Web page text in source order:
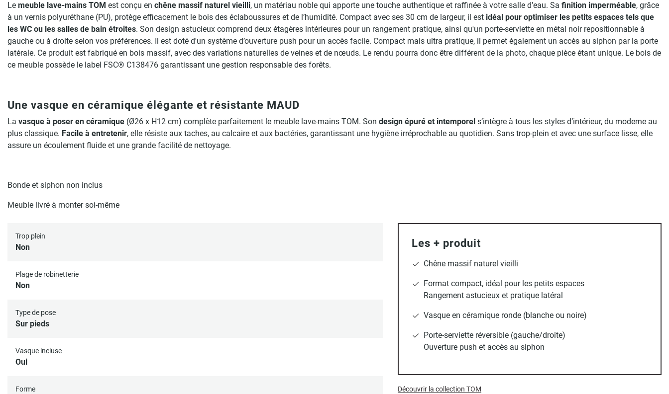
Le meuble lave-mains TOM est conçu en chêne massif naturel vieilli, un matériau noble qui apporte une touche authentique et raffinée à votre salle d’eau. Sa finition imperméable, grâce
à un vernis polyuréthane (PU), protège efficacement le bois des éclaboussures et de l’humidité. Compact avec ses 30 cm de largeur, il est idéal pour optimiser les petits espaces tels que
les WC ou les salles de bain étroites. Son design astucieux comprend deux étagères intérieures pour un rangement pratique, ainsi qu'un porte-serviette en métal noir repositionnable à
gauche ou à droite selon vos préférences. Il est doté d'un système d’ouverture push pour un accès facile. Compact mais ultra pratique, il permet également un accès au siphon par la porte
latérale. Ce produit est fabriqué en bois massif, avec des variations naturelles de veines et de nœuds. Le rendu pourra donc être différent de la photo, chaque pièce étant unique. Le bois de
ce meuble possède le label FSC® C138476 garantissant une gestion responsable des forêts.
Une vasque en céramique élégante et résistante MAUD
La vasque à poser en céramique (Ø26 x H12 cm) complète parfaitement le meuble lave-mains TOM. Son design épuré et intemporel s’intègre à tous les styles d’intérieur, du moderne au
plus classique. Facile à entretenir, elle résiste aux taches, au calcaire et aux bactéries, garantissant une hygiène irréprochable au quotidien. Sans trop-plein et avec une surface lisse, elle
assure un écoulement fluide et une grande facilité de nettoyage.
Bonde et siphon non inclus
Meuble livré à monter soi-même
Trop plein
Non
Plage de robinetterie
Non
Type de pose
Sur pieds
Vasque incluse
Oui
Forme
Les + produit
Chêne massif naturel vieilli
Format compact, idéal pour les petits espaces
Rangement astucieux et pratique latéral
Vasque en céramique ronde (blanche ou noire)
Porte-serviette réversible (gauche/droite)
Ouverture push et accès au siphon
Découvrir la collection TOM